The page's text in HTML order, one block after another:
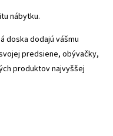
nábytku.
doska dodajú vášmu
predsiene, obývačky,
produktov najvyššej